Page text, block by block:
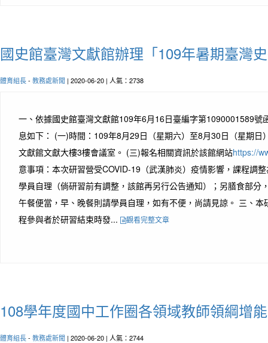
國史館臺灣文獻館辦理「109年暑期臺灣
體育組長- 教務處新聞 | 2020-06-20 | 人氣：2738
一、依據國史館臺灣文獻館109年6月16日臺編字第1090001589號
息如下： (一)時間：109年8月29日（星期六）至8月30日（星期日
文獻館文獻大樓3樓會議室。 (三)報名相關資訊於該館網站https://
意事項：本次研習營受COVID-19（武漢肺炎）疫情影響，課程調
學員自理（倘研習前有調整，該館再另行公告通知）；另膳食部分
午餐便當，早、晚餐則請學員自理，如有不便，尚請見諒。 三、
程參與者於研習結束時發...
觀看完整文章
108學年度國中工作圈各領域教師領綱增
體育組長- 教務處新聞 | 2020-06-20 | 人氣：2744